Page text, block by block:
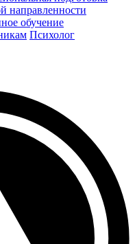
направленности
обучение
Психолог